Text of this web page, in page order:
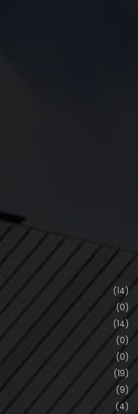
(14)
(0)
(14)
(0)
(0)
(19)
(9)
(4)